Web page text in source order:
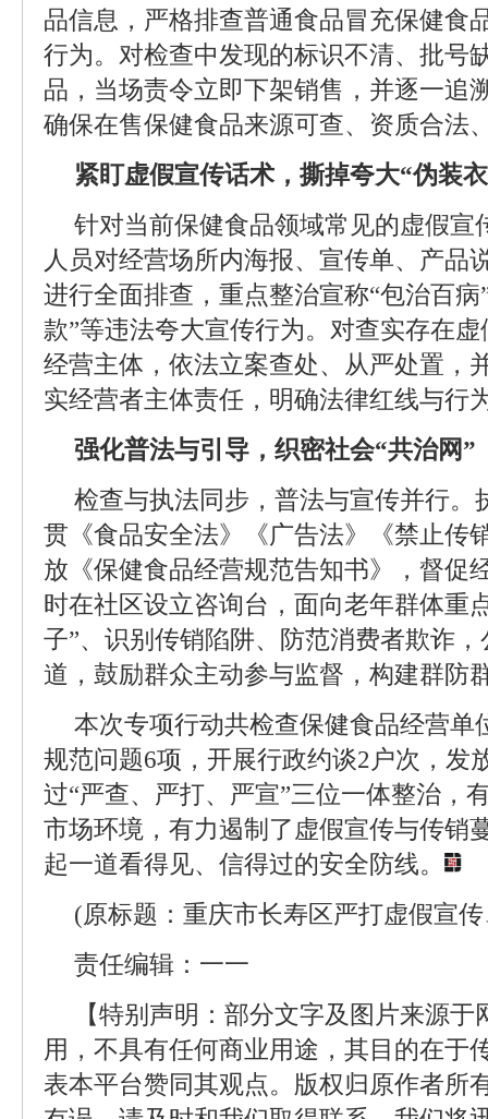
品信息，严格排查普通食品冒充保健食
行为。对检查中发现的标识不清、批号
品，当场责令立即下架销售，并逐一追
确保在售保健食品来源可查、资质合法
紧盯虚假宣传话术，撕掉夸大“伪装
针对当前保健食品领域常见的虚假宣
人员对经营场所内海报、宣传单、产品
进行全面排查，重点整治宣称“包治百病
款”等违法夸大宣传行为。对查实存在
经营主体，依法立案查处、从严处置，
实经营者主体责任，明确法律红线与行
强化普法与引导，织密社会“共治网”
检查与执法同步，普法与宣传并行。
贯《食品安全法》《广告法》《禁止传
放《保健食品经营规范告知书》，督促
时在社区设立咨询台，面向老年群体重
子”、识别传销陷阱、防范消费者欺诈
道，鼓励群众主动参与监督，构建群防
本次专项行动共检查保健食品经营单
规范问题6项，开展行政约谈2户次，发
过“严查、严打、严宣”三位一体整治，
市场环境，有力遏制了虚假宣传与传销
起一道看得见、信得过的安全防线。
(原标题：重庆市长寿区严打虚假宣
责任编辑：一一
【特别声明：部分文字及图片来源
用，不具有任何商业用途，其目的在于
表本平台赞同其观点。版权归原作者所